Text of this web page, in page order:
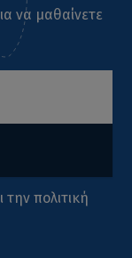
να μαθαίνετε
τηνπολιτική